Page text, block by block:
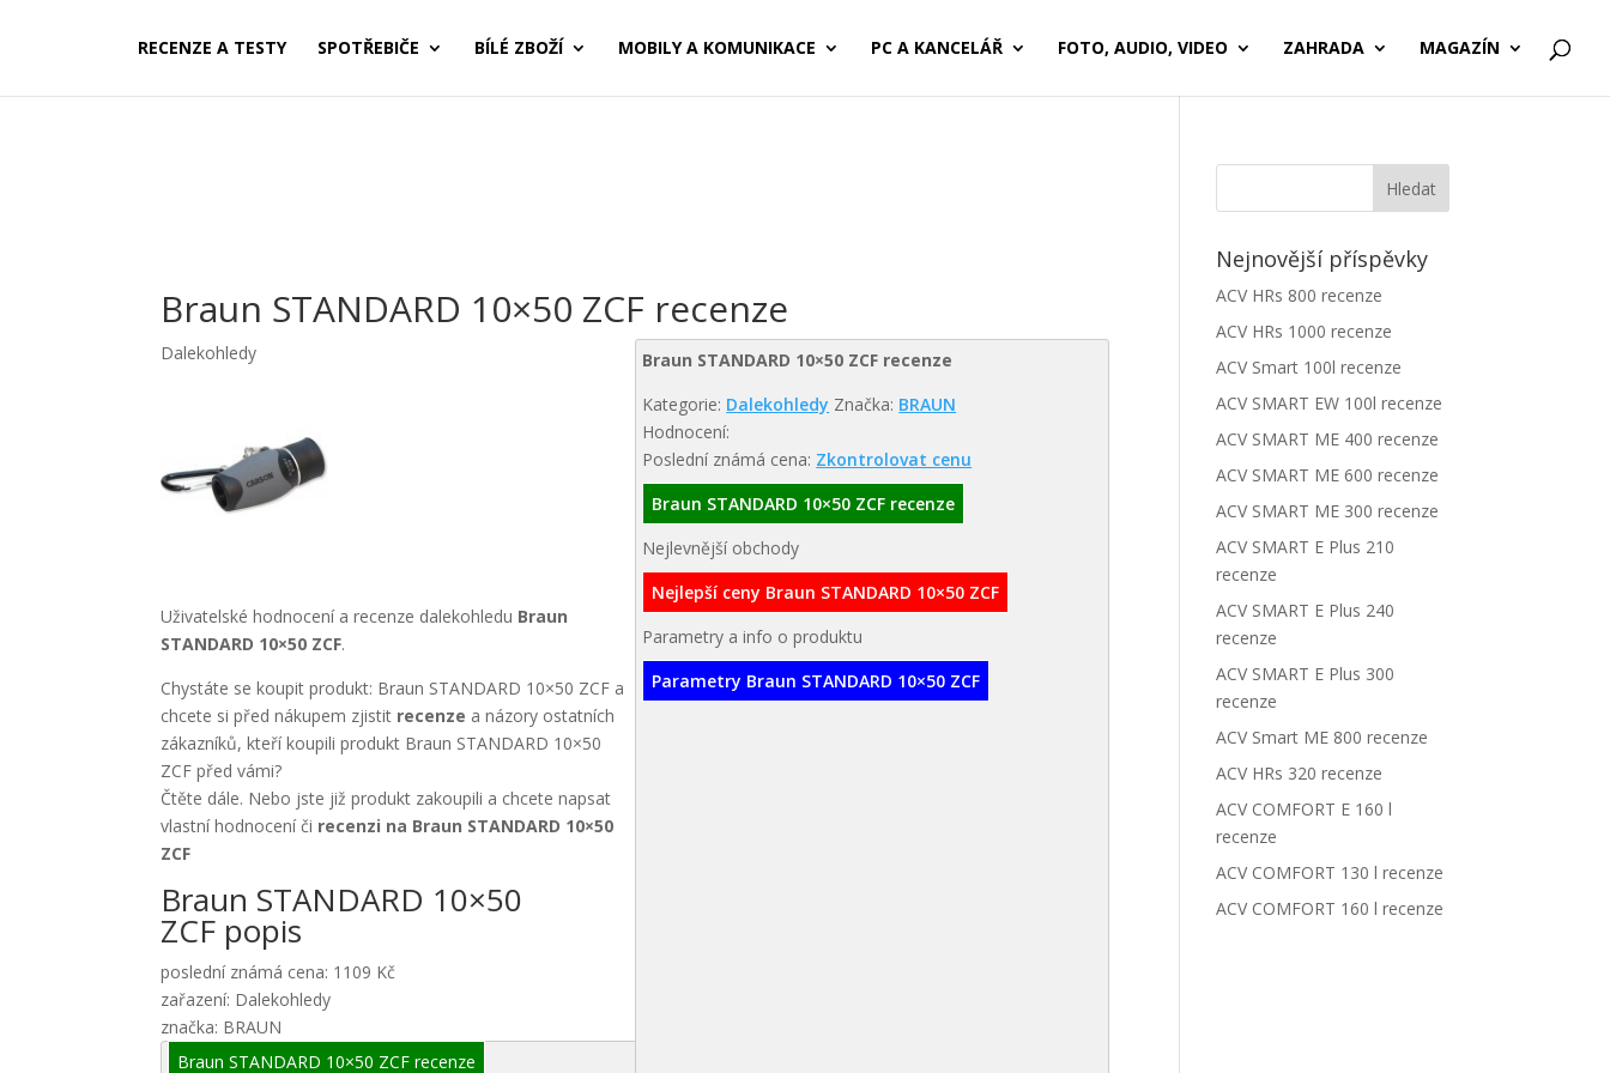
RECENZE A TESTY SPOTŘEBIČE BÍLÉ ZBOŽÍ MOBILY A KOMUNIKACE PC A KANCELÁŘ FOTO, AUDIO, VIDEO ZAHRADA MAGAZÍN
Braun STANDARD 10×50 ZCF recenze
Braun STANDARD 10×50 ZCF recenze
Kategorie: Dalekohledy Značka: BRAUN
Hodnocení:
Poslední známá cena: Zkontrolovat cenu
Braun STANDARD 10×50 ZCF recenze
Nejlevnější obchody
Nejlepší ceny Braun STANDARD 10×50 ZCF
Parametry a info o produktu
Parametry Braun STANDARD 10×50 ZCF
Dalekohledy
Uživatelské hodnocení a recenze dalekohledu Braun
STANDARD 10×50 ZCF.
Chystáte se koupit produkt: Braun STANDARD 10×50 ZCF a
chcete si před nákupem zjistit recenze a názory ostatních
zákazníků, kteří koupili produkt Braun STANDARD 10×50
ZCF před vámi?
Čtěte dále. Nebo jste již produkt zakoupili a chcete napsat
vlastní hodnocení či recenzi na Braun STANDARD 10×50
ZCF
Braun STANDARD 10×50
ZCF popis
poslední známá cena: 1109 Kč
zařazení: Dalekohledy
značka: BRAUN
Braun STANDARD 10×50 ZCF recenze
Nejnovější příspěvky
ACV HRs 800 recenze
ACV HRs 1000 recenze
ACV Smart 100l recenze
ACV SMART EW 100l recenze
ACV SMART ME 400 recenze
ACV SMART ME 600 recenze
ACV SMART ME 300 recenze
ACV SMART E Plus 210
recenze
ACV SMART E Plus 240
recenze
ACV SMART E Plus 300
recenze
ACV Smart ME 800 recenze
ACV HRs 320 recenze
ACV COMFORT E 160 l
recenze
ACV COMFORT 130 l recenze
ACV COMFORT 160 l recenze